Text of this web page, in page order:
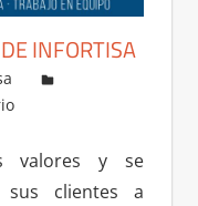
INFORTISA
valores y se
clientes a